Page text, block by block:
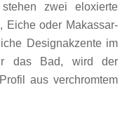
zwei eloxierte
Eiche oder Makassar-
Designakzente im
das Bad, wird der
aus verchromtem